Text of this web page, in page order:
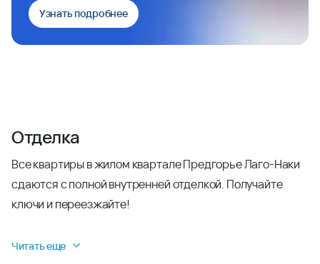
Узнать подробнее
Отделка
Все квартиры в жилом квартале Предгорье Лаго-Наки
сдаются с полной внутренней отделкой. Получайте
ключи и переезжайте!
Читать еще